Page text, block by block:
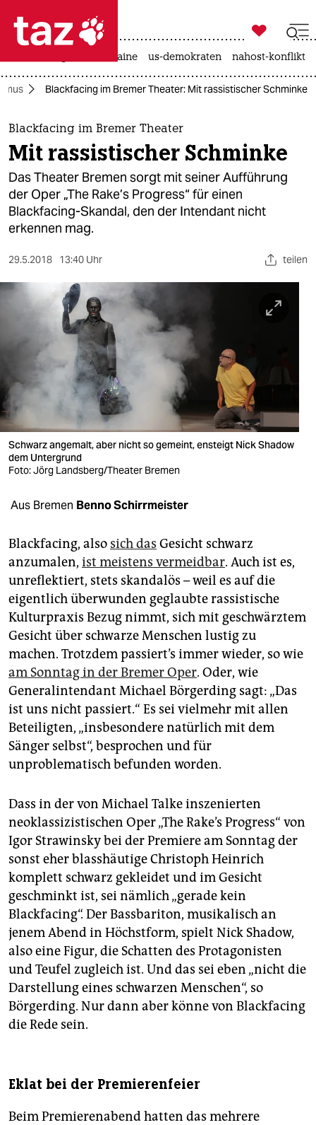
 taz zahl ich
taz zahl ich
themen
politik
öko
gesellschaft
kultur
sport
nord
wahrheit
verlag
verlag
veranstaltungen
unterstützen
abo
genossenschaft
epaper login

taz zahl ich
krieg in der ukraine us-demokraten nahost-konflikt
Blackfacing im Bremer Theater: Mit rassistischer Schminke
Blackfacing im Bremer Theater
Mit rassistischer Schminke
Das Theater Bremen sorgt mit seiner Aufführung
der Oper „The Rake’s Progress“ für einen
Blackfacing-Skandal, den der Intendant nicht
erkennen mag.
29.5.2018 13:40 Uhr teilen
Schwarz angemalt, aber nicht so gemeint, ensteigt Nick Shadow
dem Untergrund
Foto: Jörg Landsberg/Theater Bremen
Aus Bremen Benno Schirrmeister
Blackfacing, also sich das Gesicht schwarz
anzumalen, ist meistens vermeidbar. Auch ist es,
unreflektiert, stets skandalös – weil es auf die
eigentlich überwunden geglaubte rassistische
Kulturpraxis Bezug nimmt, sich mit geschwärztem
Gesicht über schwarze Menschen lustig zu
machen. Trotzdem passiert’s immer wieder, so wie
am Sonntag in der Bremer Oper. Oder, wie
Generalintendant Michael Börgerding sagt: „Das
ist uns nicht passiert.“ Es sei vielmehr mit allen
Beteiligten, „insbesondere natürlich mit dem
Sänger selbst“, besprochen und für
unproblematisch befunden worden.
Dass in der von Michael Talke inszenierten
neoklassizistischen Oper „The Rake’s Progress“ von
Igor Strawinsky bei der Premiere am Sonntag der
sonst eher blasshäutige Christoph Heinrich
komplett schwarz gekleidet und im Gesicht
geschminkt ist, sei nämlich „gerade kein
Blackfacing“. Der Bassbariton, musikalisch an
jenem Abend in Höchstform, spielt Nick Shadow,
also eine Figur, die Schatten des Protagonisten
und Teufel zugleich ist. Und das sei eben „nicht die
Darstellung eines schwarzen Menschen“, so
Börgerding. Nur dann aber könne von Blackfacing
die Rede sein.
Eklat bei der Premierenfeier
Beim Premierenabend hatten das mehrere